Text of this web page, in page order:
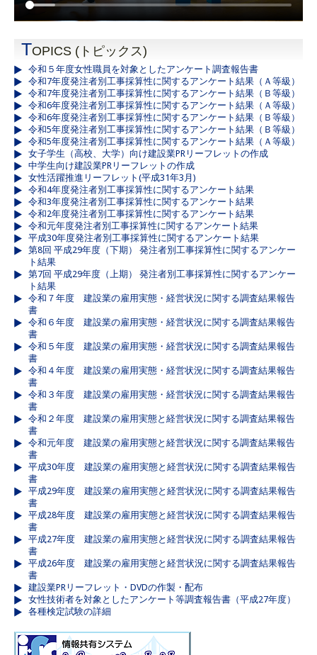
TOPICS (トピックス)
令和５年度女性職員を対象としたアンケート調査報告書
令和7年度発注者別工事採算性に関するアンケート結果（Ａ等級）
令和7年度発注者別工事採算性に関するアンケート結果（Ｂ等級）
令和6年度発注者別工事採算性に関するアンケート結果（Ａ等級）
令和6年度発注者別工事採算性に関するアンケート結果（Ｂ等級）
令和5年度発注者別工事採算性に関するアンケート結果（Ｂ等級）
令和5年度発注者別工事採算性に関するアンケート結果（Ａ等級）
女子学生（高校、大学）向け建設業PRリーフレットの作成
中学生向け建設業PRリーフレットの作成
女性活躍推進リーフレット(平成31年3月)
令和4年度発注者別工事採算性に関するアンケート結果
令和3年度発注者別工事採算性に関するアンケート結果
令和2年度発注者別工事採算性に関するアンケート結果
令和元年度発注者別工事採算性に関するアンケート結果
平成30年度発注者別工事採算性に関するアンケート結果
第8回 平成29年度（下期） 発注者別工事採算性に関するアンケー
ト結果
第7回 平成29年度（上期） 発注者別工事採算性に関するアンケー
ト結果
令和７年度 建設業の雇用実態・経営状況に関する調査結果報告
書
令和６年度 建設業の雇用実態・経営状況に関する調査結果報告
書
令和５年度 建設業の雇用実態・経営状況に関する調査結果報告
書
令和４年度 建設業の雇用実態・経営状況に関する調査結果報告
書
令和３年度 建設業の雇用実態・経営状況に関する調査結果報告
書
令和２年度 建設業の雇用実態と経営状況に関する調査結果報告
書
令和元年度 建設業の雇用実態と経営状況に関する調査結果報告
書
平成30年度 建設業の雇用実態と経営状況に関する調査結果報告
書
平成29年度 建設業の雇用実態と経営状況に関する調査結果報告
書
平成28年度 建設業の雇用実態と経営状況に関する調査結果報告
書
平成27年度 建設業の雇用実態と経営状況に関する調査結果報告
書
平成26年度 建設業の雇用実態と経営状況に関する調査結果報告
書
建設業PRリーフレット・DVDの作製・配布
女性技術者を対象としたアンケート等調査報告書（平成27年度）
各種検定試験の詳細